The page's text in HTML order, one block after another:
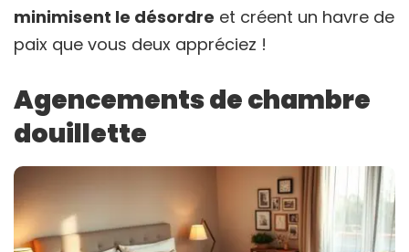
minimisent le désordre et créent un havre de
paix que vous deux appréciez !
Agencements de chambre
douillette